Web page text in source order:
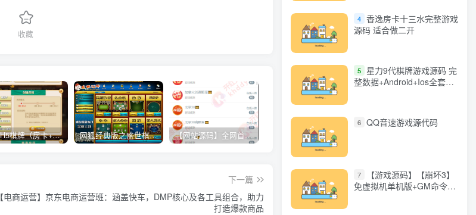
收藏
红鸟H5棋牌（房卡+金币）全套双模式游戏源码 网狐经典版之盛世棋牌完整游戏源码（包含文档、架设教程、网站、源代码等） 【网站源码】全网首发+旗舰28完美运营Java版高仿28圈+彩种丰富+机器人+眯牌
下一篇
【电商运营】京东电商运营班：涵盖快车，DMP核心及各工具组合，助力
打造爆款商品
4 香逸房卡十三水完整游戏
源码 适合做二开
5
星力9代棋牌游戏源码 完
整数据+Android+Ios全套
6 QQ音速游戏源代码
7
【游戏源码】【崩坏3】
免虚拟机单机版+GM命令